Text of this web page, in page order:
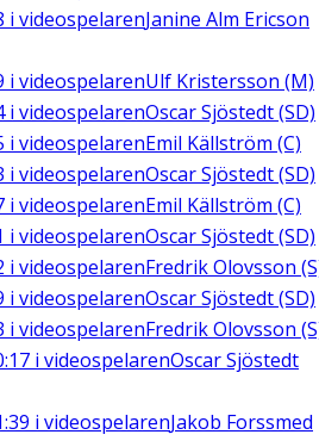
i videospelarenJanine Alm Ericson
i videospelarenUlf Kristersson (M)
i videospelarenOscar Sjöstedt (SD)
i videospelarenEmil Källström (C)
i videospelarenOscar Sjöstedt (SD)
i videospelarenEmil Källström (C)
i videospelarenOscar Sjöstedt (SD)
i videospelarenFredrik Olovsson
i videospelarenOscar Sjöstedt (SD)
i videospelarenFredrik Olovsson
i videospelarenOscar Sjöstedt
i videospelarenJakob Forssmed